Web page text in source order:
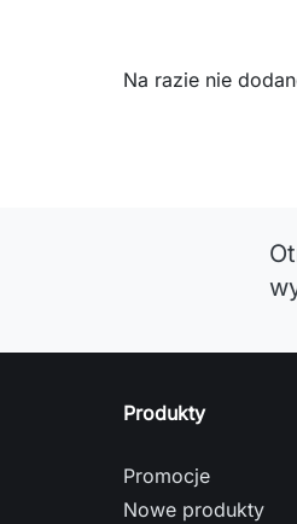
Na razie nie
Produkty
Promocje
Nowe produkty